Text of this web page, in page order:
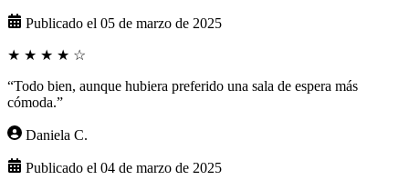
Publicado el 05 de marzo de 2025
★ ★ ★ ★ ☆
“Todo bien, aunque hubiera preferido una sala de espera más
cómoda.”
Daniela C.
Publicado el 04 de marzo de 2025